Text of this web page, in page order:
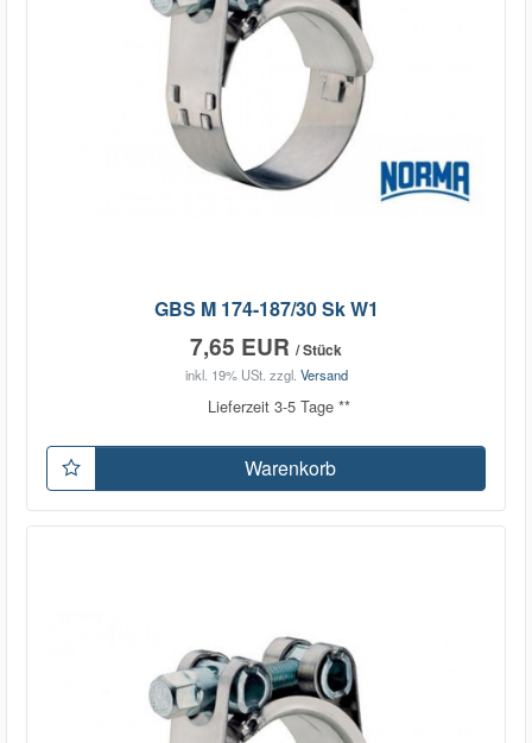
GBS M 174-187/30 Sk W1
7,65 EUR / Stück
inkl. 19% USt. zzgl. Versand
Lieferzeit 3-5 Tage **
Warenkorb